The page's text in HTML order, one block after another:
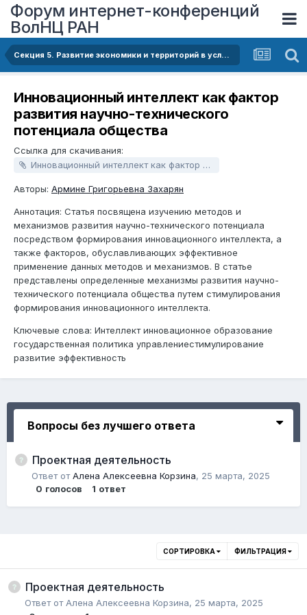
Форум интернет-конференций
ВолНЦ РАН
Секция 5. Развитие экономики и территорий в условиях турбулентности и неопределенности
Инновационный интеллект как фактор
развития научно-технического
потенциала общества
Ссылка для скачивания:
Инновационный интеллект как фактор развития научно-технического потенциала общества.docx
Авторы: Армине Григорьевна Захарян
Аннотация: Статья посвящена изучению методов и
механизмов развития научно-технического потенциала
посредством формирования инновационного интеллекта, а
также факторов, обуславливающих эффективное
применение данных методов и механизмов. В статье
представлены определенные механизмы развития научно-
технического потенциала общества путем стимулирования
формирования инновационного интеллекта.
Ключевые слова: Интеллект инновационное образование
государственная политика управлениестимулирование
развитие эффективность
Вопросы без лучшего ответа
Проектная деятельность
Ответ отАлена Алексеевна Корзина, 25 марта, 2025
0 голосов 1 ответ
СОРТИРОВКА ФИЛЬТРАЦИЯ
Проектная деятельность
Ответ отАлена Алексеевна Корзина, 25 марта, 2025